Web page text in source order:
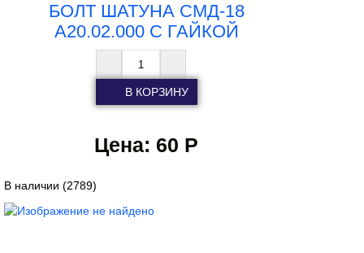
БОЛТ ШАТУНА СМД-18
А20.02.000 С ГАЙКОЙ
Цена: 60 Р
В наличии (2789)